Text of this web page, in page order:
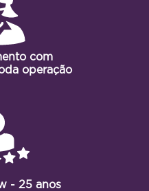
com
operação
- 25 anos